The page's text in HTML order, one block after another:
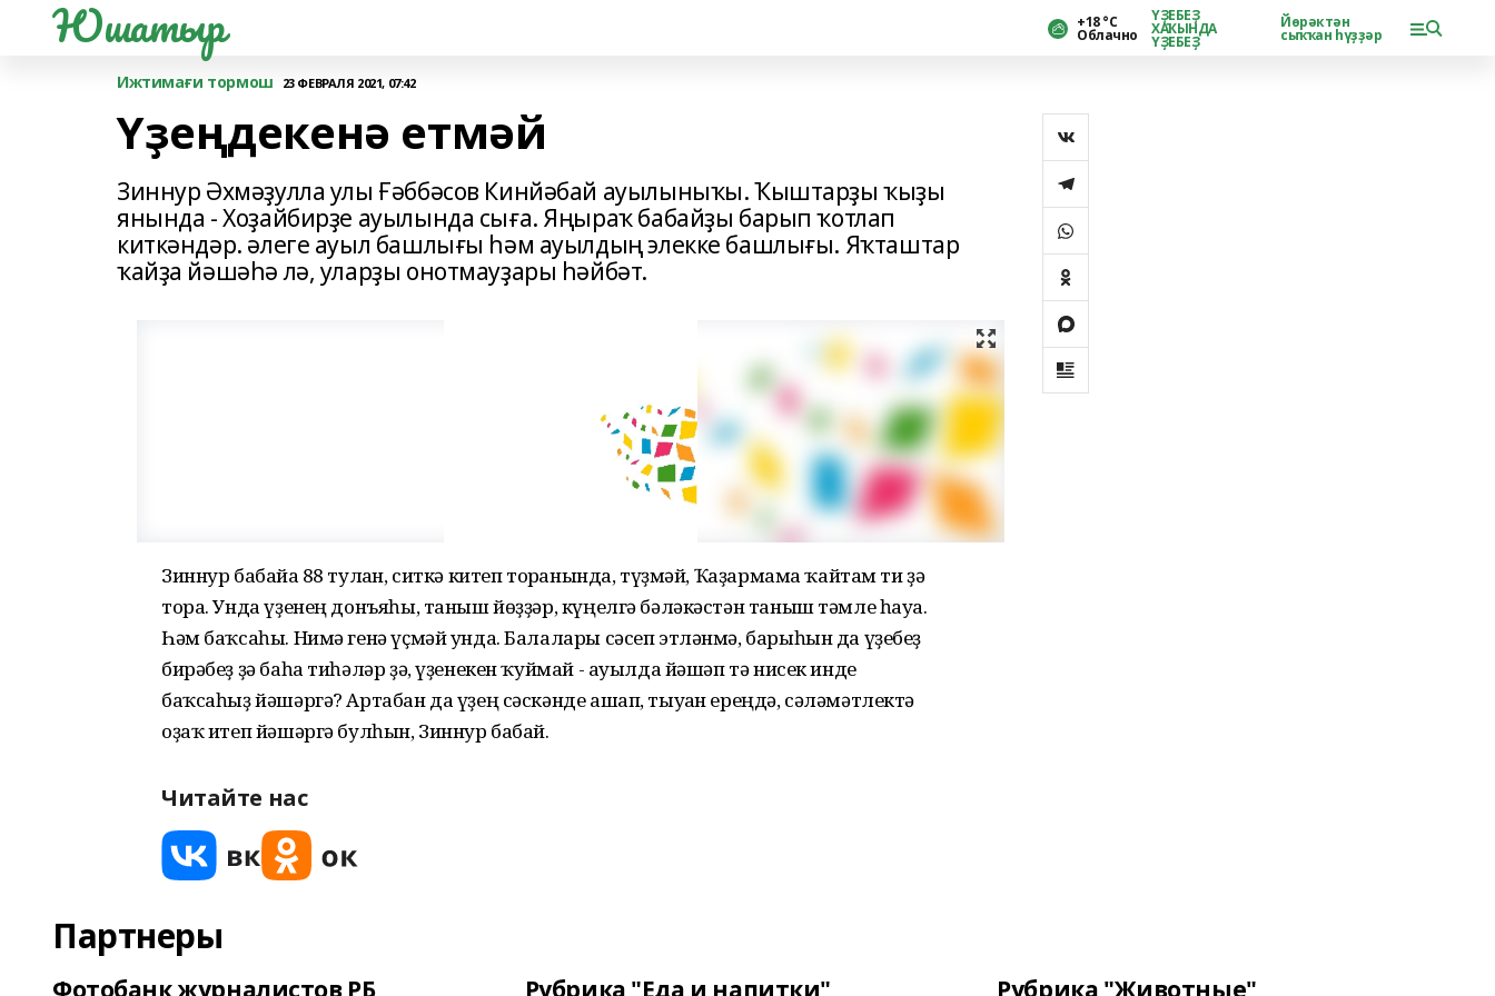
Юшатыр +18 °С
Облачно
ҮҘЕБЕҘ
ХАҠЫНДА
ҮҘЕБЕҘ
Йөрәктән
сыҡҡан һүҙҙәр
Ижтимағи тормош 23 ФЕВРАЛЯ 2021, 07:42
Үҙеңдекенә етмәй
Зиннур Әхмәҙулла улы Ғәббәсов Кинйәбай ауылыныҡы. Ҡыштарҙы ҡыҙы
янында - Хоҙайбирҙе ауылында сыға. Яңыраҡ бабайҙы барып ҡотлап
киткәндәр. әлеге ауыл башлығы һәм ауылдың элекке башлығы. Яҡташтар
ҡайҙа йәшәһә лә, уларҙы онотмауҙары һәйбәт.
Зиннур бабайға 88 тулған, ситкә китеп торғанында, түҙмәй, Ҡаҙармама ҡайтам ти ҙә
тора. Унда үҙенең донъяһы, таныш йөҙҙәр, күңелгә бәләкәстән таныш тәмле һауа.
Һәм баҡсаһы. Нимә генә үҫмәй унда. Балалары сәсеп этләнмә, барыһын да үҙебеҙ
бирәбеҙ ҙә баһа тиһәләр ҙә, үҙенекен ҡуймай - ауылда йәшәп тә нисек инде
баҡсаһыҙ йәшәргә? Артабан да үҙең сәскәнде ашап, тыуған ереңдә, сәләмәтлектә
оҙаҡ итеп йәшәргә булһын, Зиннур бабай.
Читайте нас
Партнеры
Фотобанк журналистов РБ Рубрика "Еда и напитки" Рубрика "Животные"